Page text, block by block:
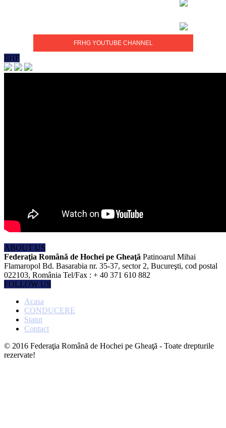
FRHG YOUTUBE CHANNEL
IIHF
ABOUT US
Federaţia Română de Hochei pe Gheaţă Patinoarul Mihai
Flamaropol Bd. Basarabia nr. 35-37, sector 2, Bucureşti, cod postal
022103, România Tel/Fax : + 40 371 610 882
FOLLOW US
Acasa
CONDUCERE
Statut
Contact
© 2016 Federaţia Română de Hochei pe Gheaţă - Toate drepturile
rezervate!